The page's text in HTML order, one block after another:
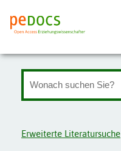
Erweiterte Literatursuche